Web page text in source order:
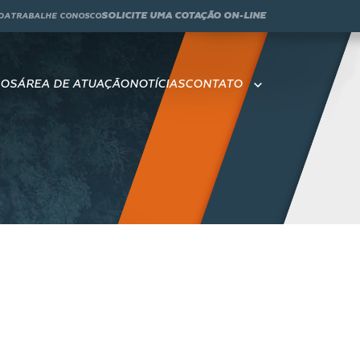
TRABALHE CONOSCOSOLICITE UMA COTAÇÃO ON-LINE
ÁREA DE ATUAÇÃONOTÍCIASCONTATO